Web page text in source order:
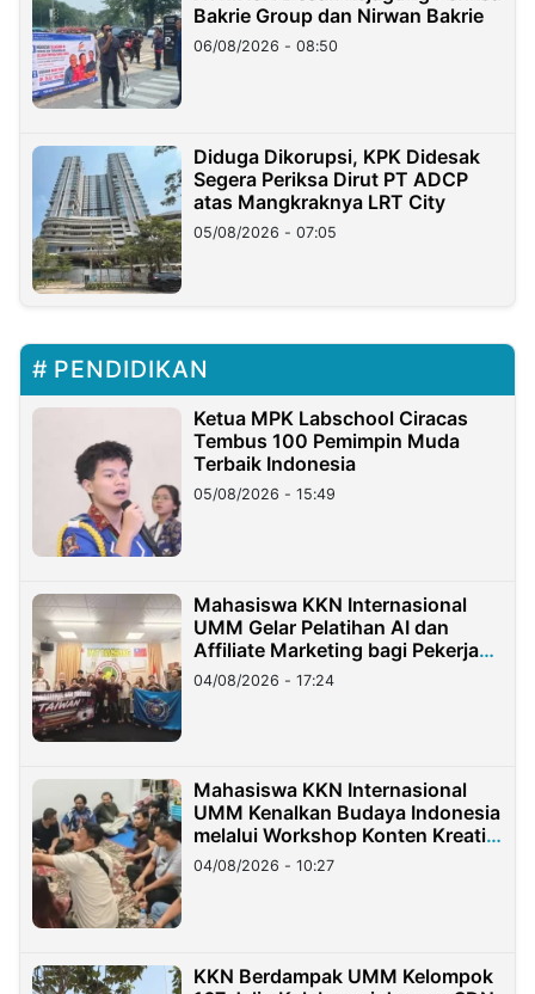
Bakrie Group dan Nirwan Bakrie
06/08/2026 - 08:50
Diduga Dikorupsi, KPK Didesak
Segera Periksa Dirut PT ADCP
atas Mangkraknya LRT City
05/08/2026 - 07:05
PENDIDIKAN
Ketua MPK Labschool Ciracas
Tembus 100 Pemimpin Muda
Terbaik Indonesia
05/08/2026 - 15:49
Mahasiswa KKN Internasional
UMM Gelar Pelatihan AI dan
Affiliate Marketing bagi Pekerja
Migran Indonesia di Taiwan
04/08/2026 - 17:24
Mahasiswa KKN Internasional
UMM Kenalkan Budaya Indonesia
melalui Workshop Konten Kreatif
di Taiwan
04/08/2026 - 10:27
KKN Berdampak UMM Kelompok